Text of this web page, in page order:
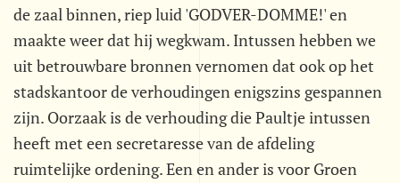
de zaal binnen, riep luid 'GODVER-DOMME!' en
maakte weer dat hij wegkwam. Intussen hebben we
uit betrouwbare bronnen vernomen dat ook op het
stadskantoor de verhoudingen enigszins gespannen
zijn. Oorzaak is de verhouding die Paultje intussen
heeft met een secretaresse van de afdeling
ruimtelijke ordening. Een en ander is voor Groen